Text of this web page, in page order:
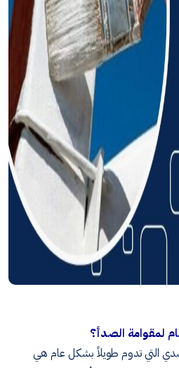
لمقوامة الصدأ؟
التي تدوم طويلاً بشكل عام هي